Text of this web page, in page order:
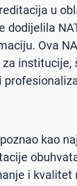
u
dodijelila
Ova
kao
i kvalitet